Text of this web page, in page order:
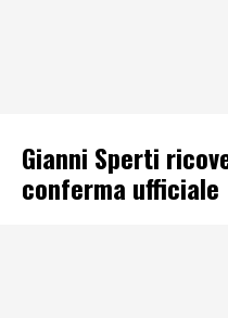
Gianni Sperti
conferma ufficiale